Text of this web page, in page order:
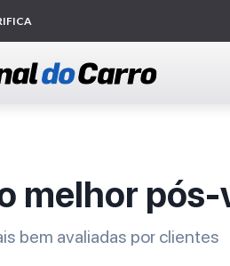
melhor pós-
bem avaliadas por clientes